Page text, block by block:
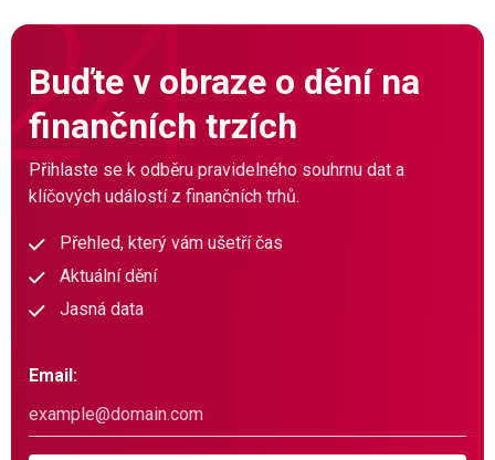
Buďte v obraze o dění na
finančních trzích
Přihlaste se k odběru pravidelného souhrnu dat a
klíčových událostí z finančních trhů.
Přehled, který vám ušetří čas
Aktuální dění
Jasná data
Email: